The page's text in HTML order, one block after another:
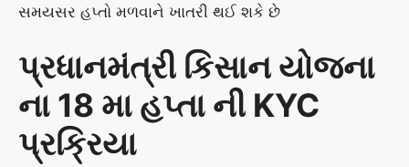
સમયસર હપ્તો મળવાને ખાતરી થઈ શકે છે
પ્રધાનમંત્રી કિસાન યોજના
ના 18 મા હપ્તા ની KYC
પ્રક્રિયા